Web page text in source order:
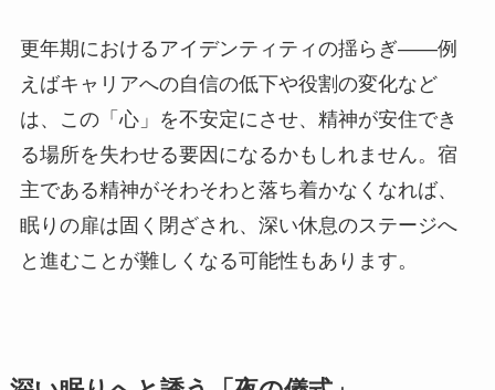
更年期におけるアイデンティティの揺らぎ――例
えばキャリアへの自信の低下や役割の変化など
は、この「心」を不安定にさせ、精神が安住でき
る場所を失わせる要因になるかもしれません。宿
主である精神がそわそわと落ち着かなくなれば、
眠りの扉は固く閉ざされ、深い休息のステージへ
と進むことが難しくなる可能性もあります。